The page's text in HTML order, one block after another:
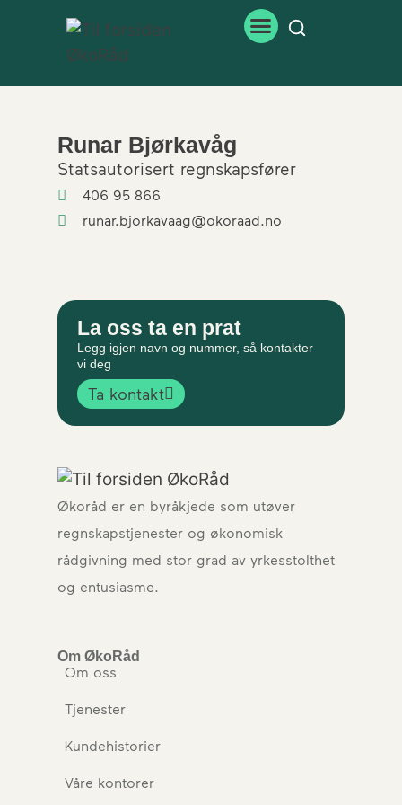
Runar Bjørkavåg
Statsautorisert regnskapsfører
406 95 866
runar.bjorkavaag@okoraad.no
La oss ta en prat
Legg igjen navn og nummer, så kontakter
vi deg
Ta kontakt
Økoråd er en byråkjede som utøver
regnskapstjenester og økonomisk
rådgivning med stor grad av yrkesstolthet
og entusiasme.
Om ØkoRåd
Om oss
Tjenester
Kundehistorier
Våre kontorer